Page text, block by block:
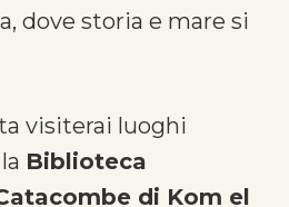
dove storia e mare si
visiterai luoghi
Biblioteca
di Kom el